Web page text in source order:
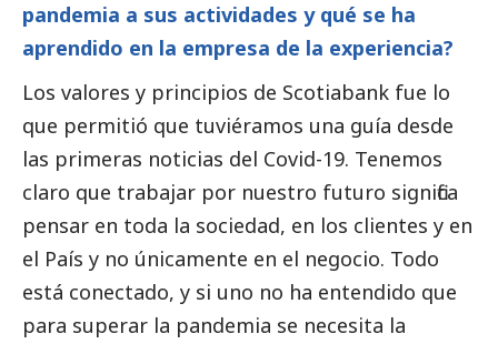
pandemia a sus actividades y qué se ha
aprendido en la empresa de la experiencia?
Los valores y principios de Scotiabank fue lo
que permitió que tuviéramos una guía desde
las primeras noticias del Covid-19. Tenemos
claro que trabajar por nuestro futuro significa
pensar en toda la sociedad, en los clientes y en
el País y no únicamente en el negocio. Todo
está conectado, y si uno no ha entendido que
para superar la pandemia se necesita la